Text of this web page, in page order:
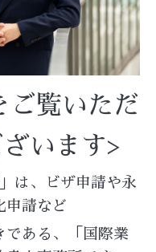
ご覧いただ
います>
は、ビザ申請や永
申請など
ある、「
国際業